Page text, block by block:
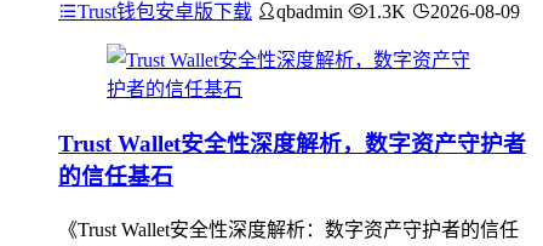
Trust钱包安卓版下载 qbadmin 1.3K 2026-08-09
Trust Wallet安全性深度解析，数字资产守护者
的信任基石
《Trust Wallet安全性深度解析：数字资产守护者的信任